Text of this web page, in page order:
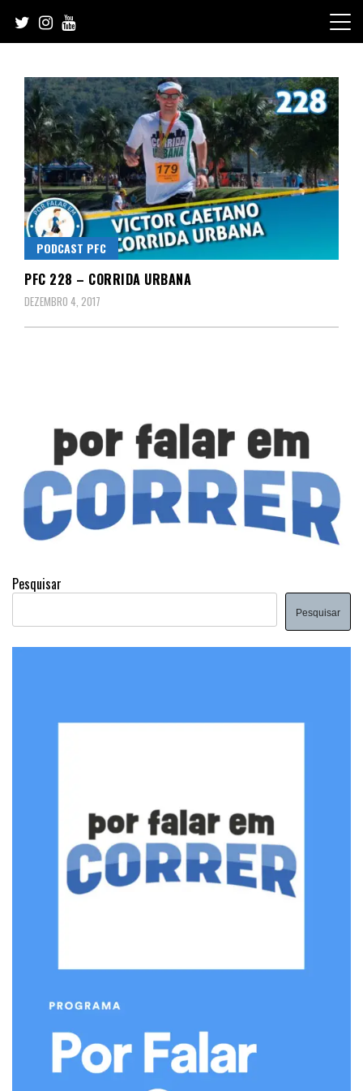
content
PODCAST PFC
PFC 228 – CORRIDA URBANA
DEZEMBRO 4, 2017
Pesquisar
Pesquisar